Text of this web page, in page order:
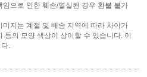
으로 인한 훼손/멸실된 경우 환불 불가
지는 계절 및 배송 지역에 따라 차이가
등의 모양 색상이 상이할 수 있습니다. 이
.